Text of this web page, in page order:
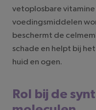
vetoplosbare
voedingsmiddelen
beschermt de
schade en helpt bij
huid en ogen.
Rol bij de